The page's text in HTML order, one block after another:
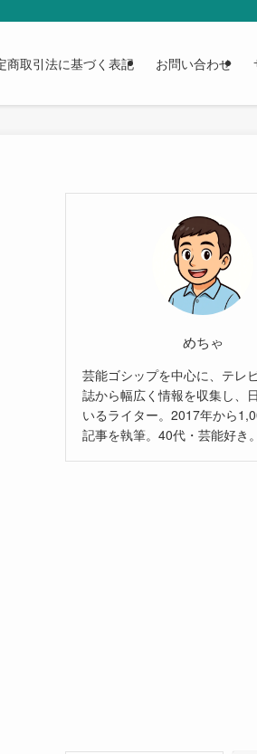
商取引法に基づく表記 お問い合わせ
めちゃ
芸能ゴシップを中心に、テレ
誌から幅広く情報を収集し、
いるライター。2017年から
記事を執筆。40代・芸能好き。